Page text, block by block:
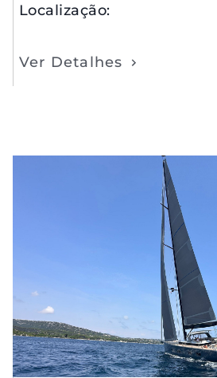
Localização:
Ver Detalhes